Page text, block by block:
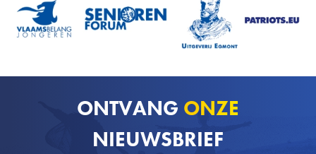
ONTVANG ONZE
NIEUWSBRIEF